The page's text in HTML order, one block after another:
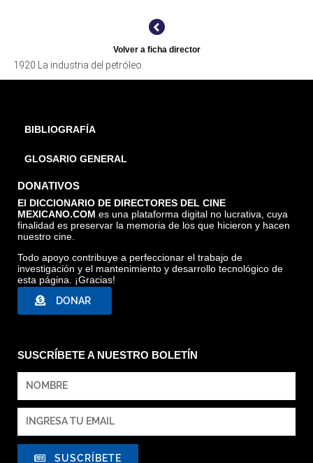
Volver a ficha director
1920 La industria del petróleo.
BIBLIOGRAFÍA
GLOSARIO GENERAL
DONATIVOS
El DICCIONARIO DE DIRECTORES DEL CINE
MEXICANO.COM es una plataforma digital no lucrativa, cuya
finalidad es preservar la memoria de los que hicieron y hacen
nuestro cine.
Todo apoyo contribuye a perfeccionar el trabajo de
investigación y el mantenimiento y desarrollo tecnológico de
esta página. ¡Gracias!
DONAR
SUSCRÍBETE A NUESTRO BOLETÍN
SUSCRÍBETE